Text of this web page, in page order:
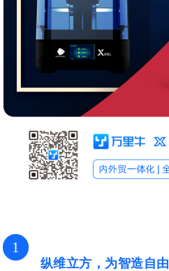
1
纵维立方，为智造自由